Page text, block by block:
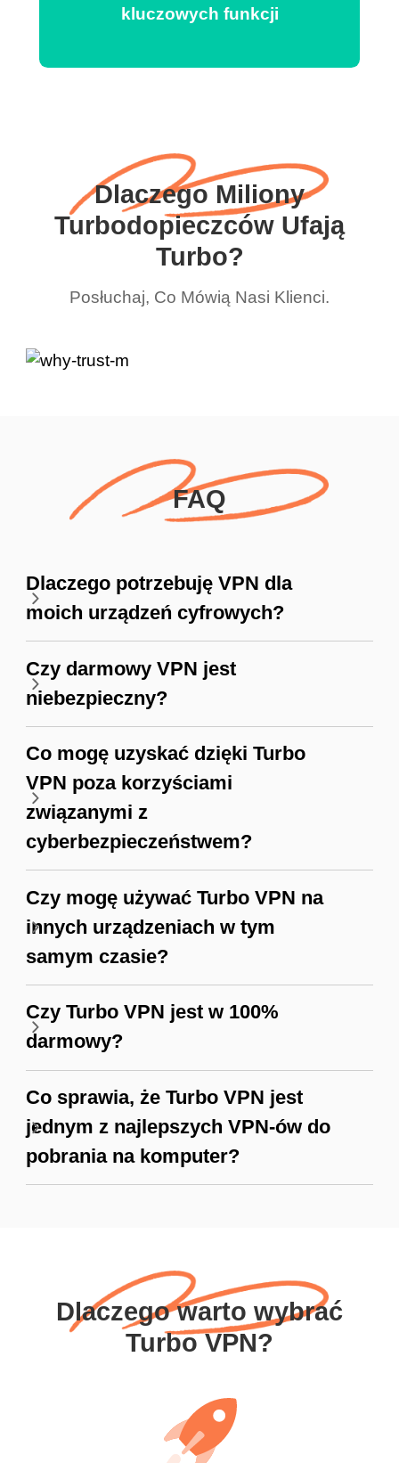
kluczowych funkcji
Dlaczego Miliony
Turbodopieczców Ufają
Turbo?
Posłuchaj, Co Mówią Nasi Klienci.
FAQ
Dlaczego potrzebuję VPN dla
moich urządzeń cyfrowych?
Czy darmowy VPN jest
niebezpieczny?
Co mogę uzyskać dzięki Turbo
VPN poza korzyściami
związanymi z
cyberbezpieczeństwem?
Czy mogę używać Turbo VPN na
innych urządzeniach w tym
samym czasie?
Czy Turbo VPN jest w 100%
darmowy?
Co sprawia, że Turbo VPN jest
jednym z najlepszych VPN-ów do
pobrania na komputer?
Dlaczego warto wybrać
Turbo VPN?